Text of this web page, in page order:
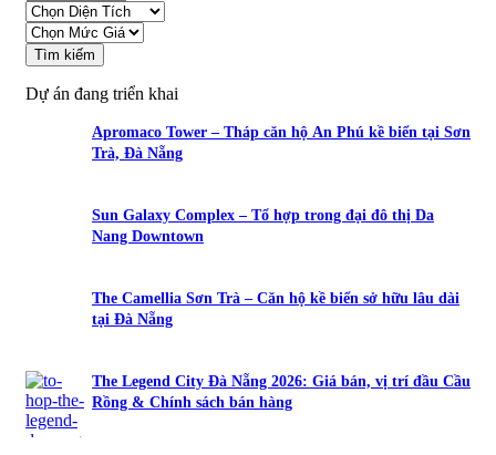
Tìm kiếm
Dự án đang triển khai
Apromaco Tower – Tháp căn hộ An Phú kề biển tại Sơn
Trà, Đà Nẵng
Sun Galaxy Complex – Tổ hợp trong đại đô thị Da
Nang Downtown
The Camellia Sơn Trà – Căn hộ kề biển sở hữu lâu dài
tại Đà Nẵng
The Legend City Đà Nẵng 2026: Giá bán, vị trí đầu Cầu
Rồng & Chính sách bán hàng